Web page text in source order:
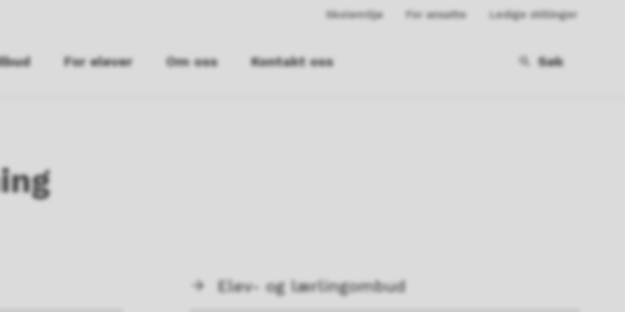
Skolemiljø For ansatte Ledige stillinger
For elever Om oss Kontakt oss Søk
Elev- og lærlingombud